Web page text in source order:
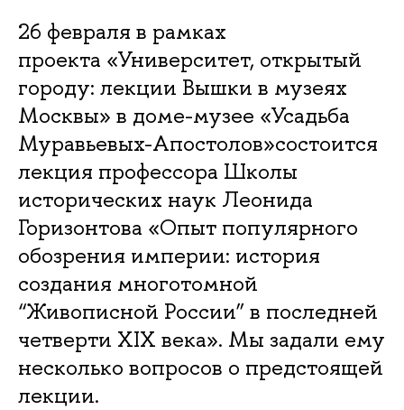
26 февраля в рамках
проекта «Университет, открытый
городу: лекции Вышки в музеях
Москвы» в доме-музее «Усадьба
Муравьевых-Апостолов»состоится
лекция профессора Школы
исторических наук Леонида
Горизонтова «Опыт популярного
обозрения империи: история
создания многотомной
“Живописной России” в последней
четверти XIX века». Мы задали ему
несколько вопросов о предстоящей
лекции.